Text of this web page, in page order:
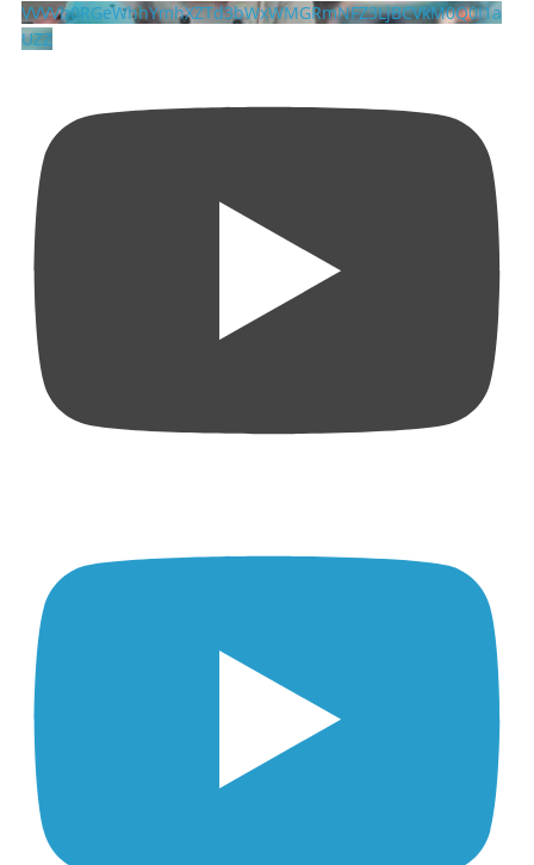
VVVVb0RGeWhhYmhXZTd3bWxWMGRmNFZ3LjBCVkM0Q0I1a
UZZ